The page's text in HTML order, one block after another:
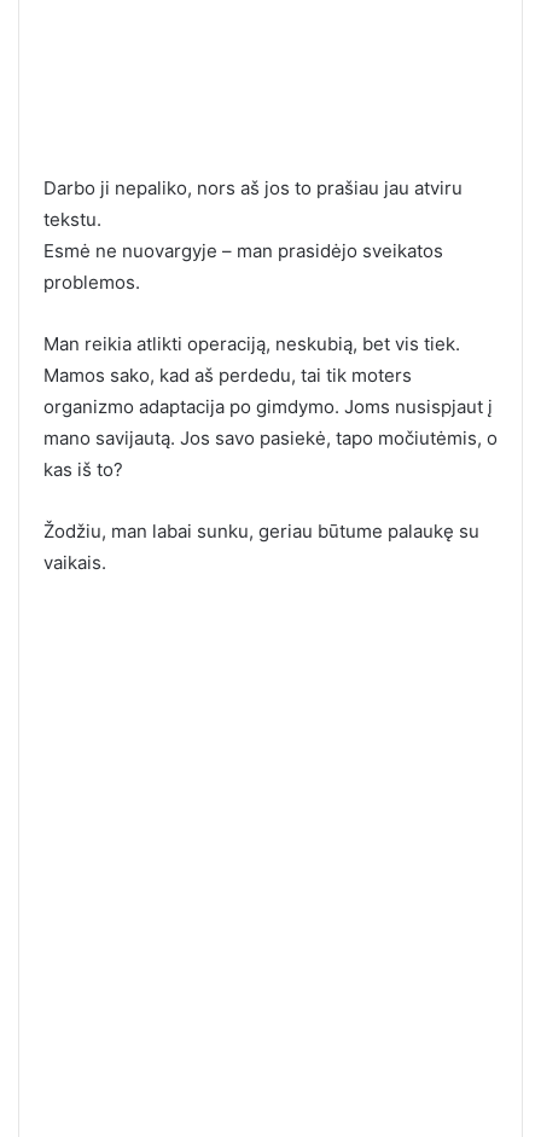
Darbo ji nepaliko, nors aš jos to prašiau jau atviru
tekstu.
Esmė ne nuovargyje – man prasidėjo sveikatos
problemos.
Man reikia atlikti operaciją, neskubią, bet vis tiek.
Mamos sako, kad aš perdedu, tai tik moters
organizmo adaptacija po gimdymo. Joms nusispjaut į
mano savijautą. Jos savo pasiekė, tapo močiutėmis, o
kas iš to?
Žodžiu, man labai sunku, geriau būtume palaukę su
vaikais.